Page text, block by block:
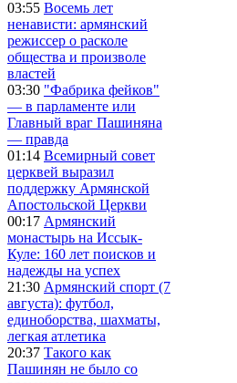
03:55 Восемь лет
ненависти: армянский
режиссер о расколе
общества и произволе
властей
03:30 "Фабрика фейков"
— в парламенте или
Главный враг Пашиняна
— правда
01:14 Всемирный совет
церквей выразил
поддержку Армянской
Апостольской Церкви
00:17 Армянский
монастырь на Иссык-
Куле: 160 лет поисков и
надежды на успех
21:30 Армянский спорт (7
августа): футбол,
единоборства, шахматы,
легкая атлетика
20:37 Такого как
Пашинян не было со